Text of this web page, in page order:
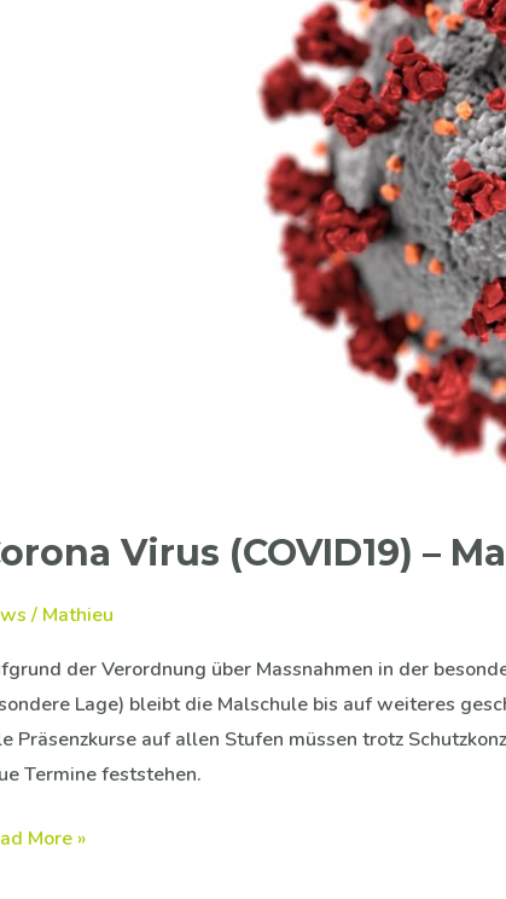
Virus (COVID19) –
/ Mathieu
der Verordnung über Massnahmen in der
Lage) bleibt die Malschule bis auf weiteres
Präsenzkurse auf allen Stufen müssen trotz
Termine feststehen.
More »